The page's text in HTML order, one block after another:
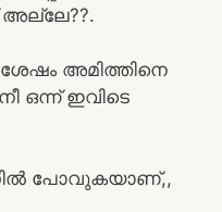
അല്ലേ??.
ശേഷം അമിത്തിനെ
ഒന്ന് ഇവിടെ
പോവുകയാണ്,,